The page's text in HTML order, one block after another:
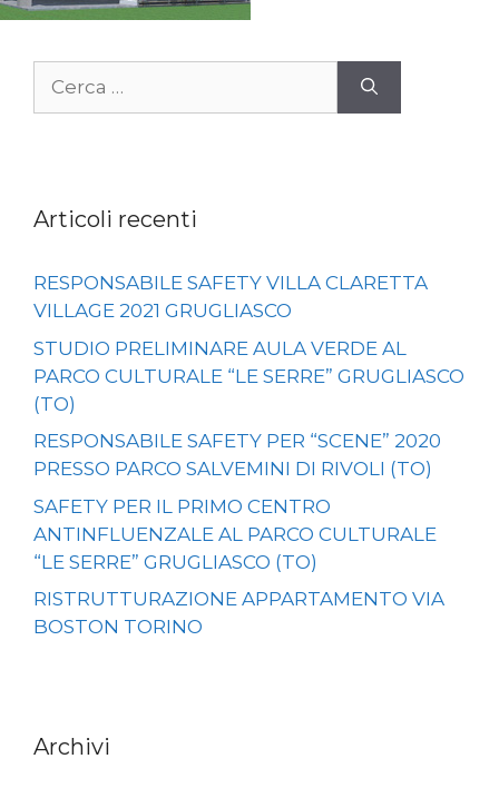
Articoli recenti
RESPONSABILE SAFETY VILLA CLARETTA
VILLAGE 2021 GRUGLIASCO
STUDIO PRELIMINARE AULA VERDE AL
PARCO CULTURALE “LE SERRE” GRUGLIASCO
(TO)
RESPONSABILE SAFETY PER “SCENE” 2020
PRESSO PARCO SALVEMINI DI RIVOLI (TO)
SAFETY PER IL PRIMO CENTRO
ANTINFLUENZALE AL PARCO CULTURALE
“LE SERRE” GRUGLIASCO (TO)
RISTRUTTURAZIONE APPARTAMENTO VIA
BOSTON TORINO
Archivi